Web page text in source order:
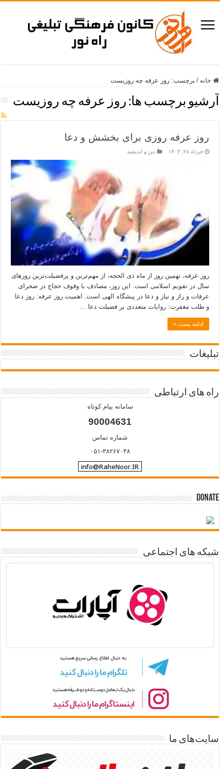
خانه / برچسب:روز عرفه چه روزیست
آرشیو برچسب ها: روز عرفه چه روزیست
روز عرفه روزی برای بخشش و دعا
خرداد ۲۸, ۱۴۰۳ دین و اندیشه
روز عرفه، نهمین روز از ماه ذی الحجه، از مهم‌ترین و پرفضیلت‌ترین روزهای
سال در تقویم اسلامی است. این روز، مصادف با وقوف حجاج در صحرای
عرفات و راز و نیاز و دعا در پیشگاه الهی است. اهمیت روز عرفه: روز دعا
و طلب مغفرت: روایات متعددی بر فضیلت دعا …
ادامه پست »
تبلیغات
راه های ارتباطی
سامانه پیام کوتاه
90004631
شماره تماس
۰۵۱-۳۸۲۶۷۰۳۸
Donate
شبکه های اجتماعی
سایت‌های ما